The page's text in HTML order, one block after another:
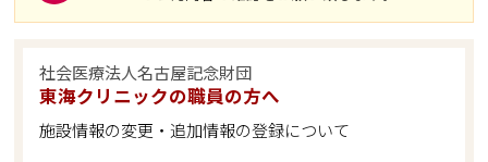
社会医療法人名古屋記念財団
東海クリニックの職員の方へ
施設情報の変更・追加情報の登録について